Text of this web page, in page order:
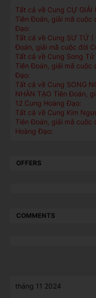
Tất cả về Cung CỰ GIẢI
Tiên Đoán, giải mã cuộc
Đạo:
Tất cả về Cung SƯ TỬ (
Đoán, giải mã cuộc đời
Tất cả về Cung Song Tử
Tiên Đoán, giải mã cuộc
Đạo:
Tất cả về Cung SONG
NHÂN TẠO Tiên Đoán,
12 Cung Hoàng Đạo:
Tất cả về Cung Kim
Tiên Đoán, giải mã cuộc
Hoàng Đạo:
OFFERS
COMMENTS
tháng 11 2024